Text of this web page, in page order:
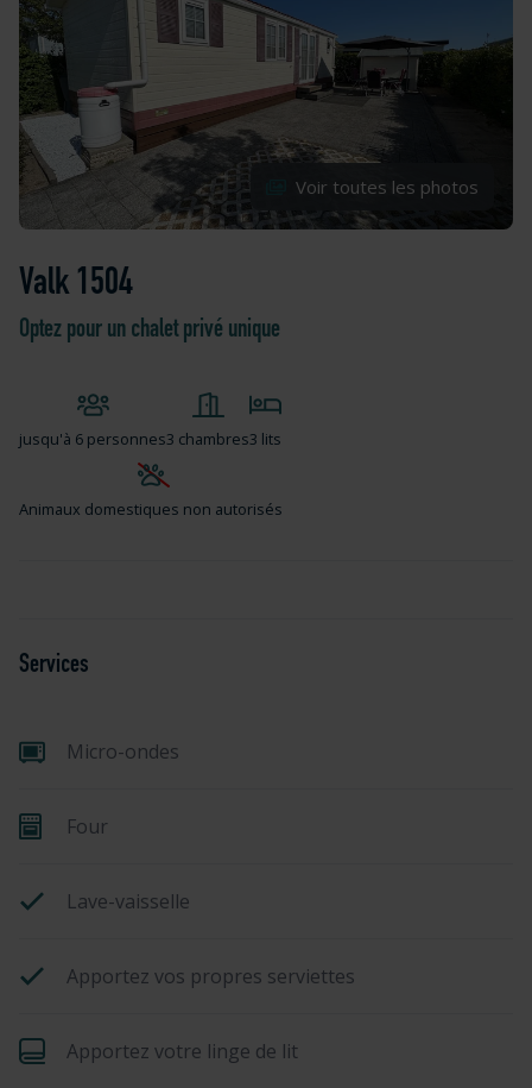
Voir toutes les photos
Valk 1504
Optez pour un chalet privé unique
jusqu'à 6 personnes3 chambres3 lits
Animaux domestiques non autorisés
Services
Micro-ondes
Four
Lave-vaisselle
Apportez vos propres serviettes
Apportez votre linge de lit